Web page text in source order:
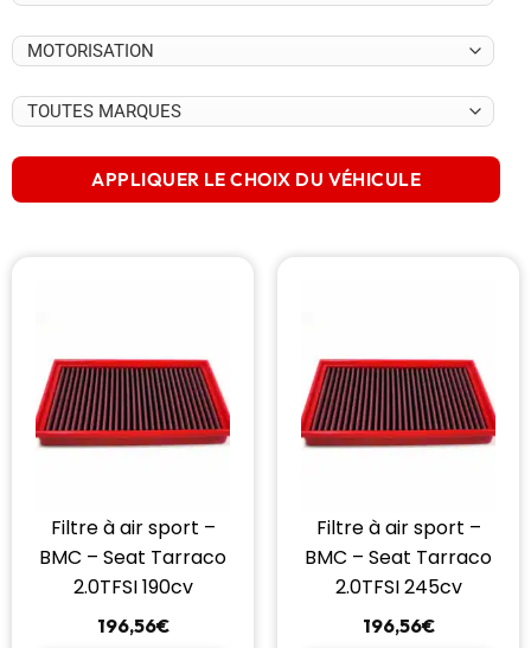
APPLIQUER LE CHOIX DU VÉHICULE
Filtre à air sport –
BMC – Seat Tarraco
2.0TFSI 190cv
196,56€
Filtre à air sport –
BMC – Seat Tarraco
2.0TFSI 245cv
196,56€